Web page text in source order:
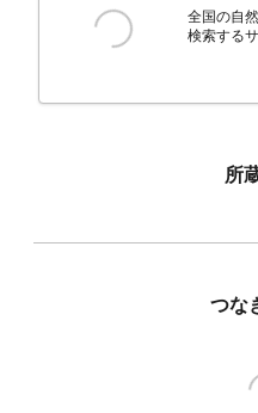
全国の自
検索する
所
つな